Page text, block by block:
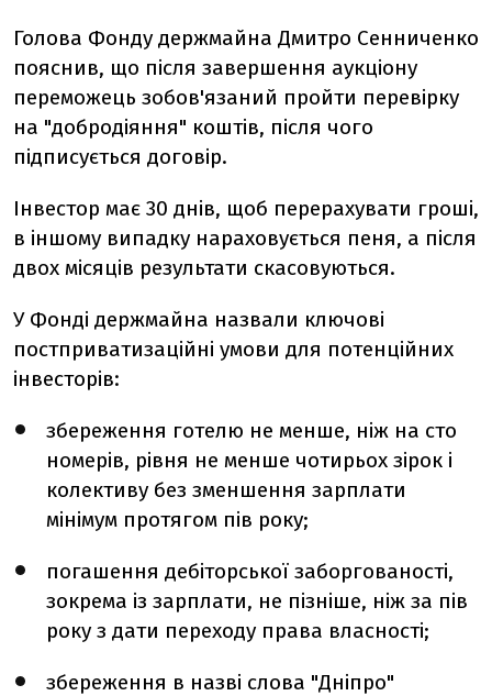
Голова Фонду держмайна Дмитро Сенниченко
пояснив, що після завершення аукціону
переможець зобов'язаний пройти перевірку
на "добродіяння" коштів, після чого
підписується договір.
Інвестор має 30 днів, щоб перерахувати гроші,
в іншому випадку нараховується пеня, а після
двох місяців результати скасовуються.
У Фонді держмайна назвали ключові
постприватизаційні умови для потенційних
інвесторів:
збереження готелю не менше, ніж на сто
номерів, рівня не менше чотирьох зірок і
колективу без зменшення зарплати
мінімум протягом пів року;
погашення дебіторської заборгованості,
зокрема із зарплати, не пізніше, ніж за пів
року з дати переходу права власності;
збереження в назві слова "Дніпро"